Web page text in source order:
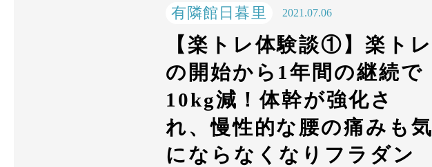
有隣館日暮里 2021.07.06
【楽トレ体験談①】楽トレ
の開始から1年間の継続で
10kg減！体幹が強化さ
れ、慢性的な腰の痛みも気
にならなくなりフラダン